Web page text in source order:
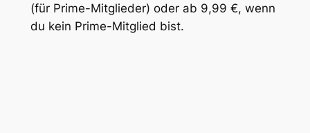
(für Prime-Mitglieder) oder ab 9,99 €, wenn
du kein Prime-Mitglied bist.